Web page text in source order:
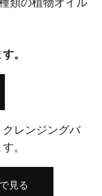
。
レンジングバ
。
見る